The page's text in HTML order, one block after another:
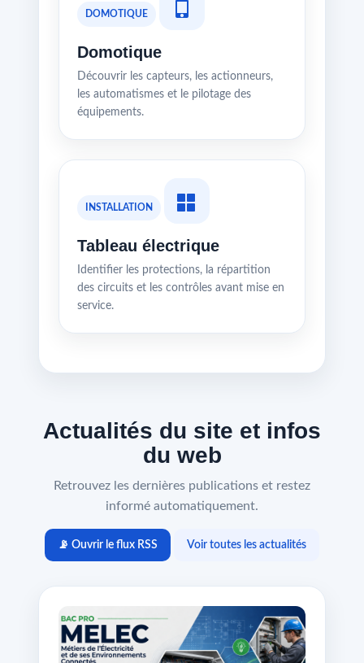
DOMOTIQUE
Domotique
Découvrir les capteurs, les actionneurs,
les automatismes et le pilotage des
équipements.
INSTALLATION
Tableau électrique
Identifier les protections, la répartition
des circuits et les contrôles avant mise en
service.
Actualités du site et infos
du web
Retrouvez les dernières publications et restez
informé automatiquement.
📡 Ouvrir le flux RSS Voir toutes les actualités